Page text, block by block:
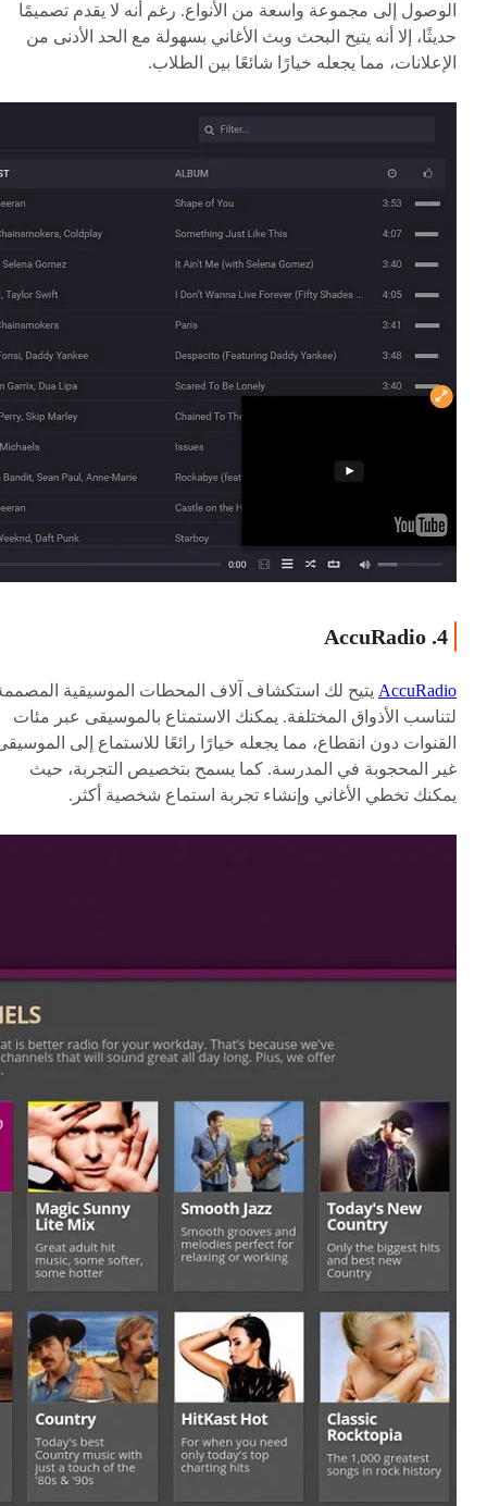
الوصول إلى مجموعة واسعة من الأنواع. رغم أنه لا يقدم تصميمًا
حديثًا، إلا أنه يتيح البحث وبث الأغاني بسهولة مع الحد الأدنى من
الإعلانات، مما يجعله خيارًا شائعًا بين الطلاب.
4. AccuRadio
AccuRadio يتيح لك استكشاف آلاف المحطات الموسيقية
لتناسب الأذواق المختلفة. يمكنك الاستمتاع بالموسيقى عبر مئات
القنوات دون انقطاع، مما يجعله خيارًا رائعًا للاستماع إلى
غير المحجوبة في المدرسة. كما يسمح بتخصيص التجربة، حيث
يمكنك تخطي الأغاني وإنشاء تجربة استماع شخصية أكثر.